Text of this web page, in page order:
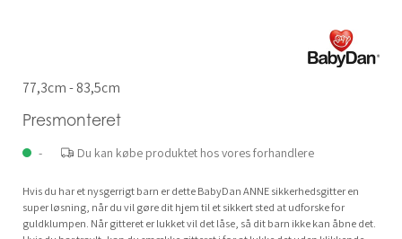
77,3cm - 83,5cm
Presmonteret
- Du kan købe produktet hos vores forhandlere
Hvis du har et nysgerrigt barn er dette BabyDan ANNE sikkerhedsgitter en
super løsning, når du vil gøre dit hjem til et sikkert sted at udforske for
guldklumpen. Når gitteret er lukket vil det låse, så dit barn ikke kan åbne det.